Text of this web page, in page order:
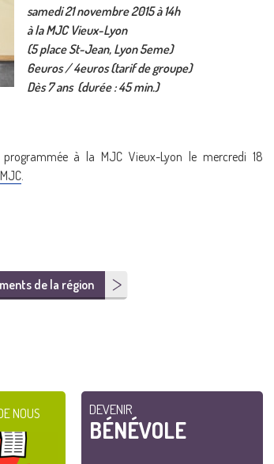
samedi 21 novembre 2015 à 14h
à la MJC Vieux-Lyon
(5 place St-Jean, Lyon 5eme)
6euros / 4euros (tarif de groupe)
Dès 7 ans (durée : 45 min.)
à la MJC Vieux-Lyon le mercredi 18
.
de la région
NOUS DEVENIR
BÉNÉVOLE